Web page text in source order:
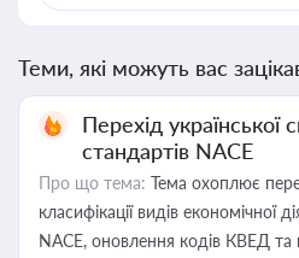
Теми, які можуть вас
Перехід
стандартів NACE
Про що тема: Тема охоплює
класифікації видів економічної
NACE, оновлення кодів КВЕД та